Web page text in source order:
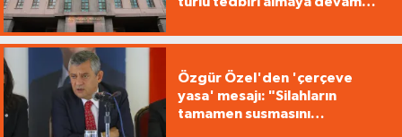
Özgür Özel'den 'çerçeve
yasa' mesajı: "Silahların
tamamen susmasını